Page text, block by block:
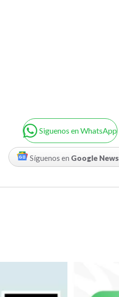
Siguenos en WhatsApp
Síguenos en Google News